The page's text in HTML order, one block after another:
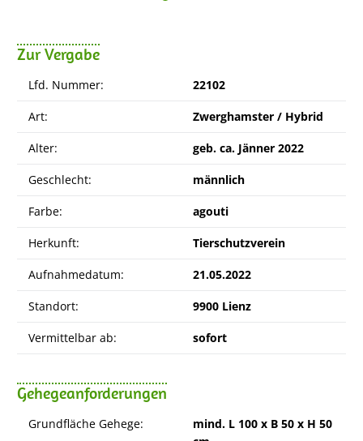
Zur Vergabe
Lfd. Nummer: 22102
Art: Zwerghamster / Hybrid
Alter: geb. ca. Jänner 2022
Geschlecht: männlich
Farbe: agouti
Herkunft: Tierschutzverein
Aufnahmedatum: 21.05.2022
Standort: 9900 Lienz
Vermittelbar ab: sofort
Gehegeanforderungen
Grundfläche Gehege:
mind. L 100 x B 50 x H 50